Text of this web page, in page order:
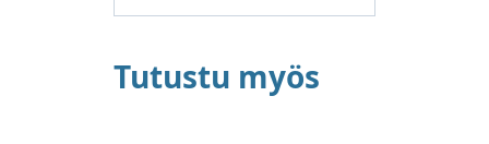
Tutustu myös